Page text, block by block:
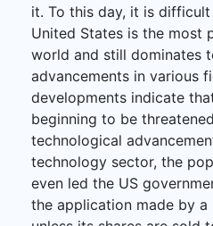
it. To this day, it is
United States is the most
world and still dominates
advancements in various
developments indicate
beginning to be
technological
technology sector, the
even led the US
the application made by a